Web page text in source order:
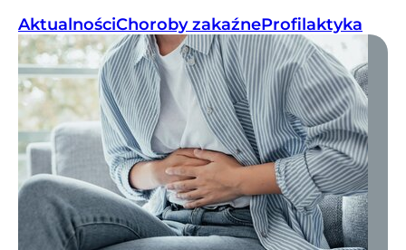
AktualnościChoroby zakaźneProfilaktyka